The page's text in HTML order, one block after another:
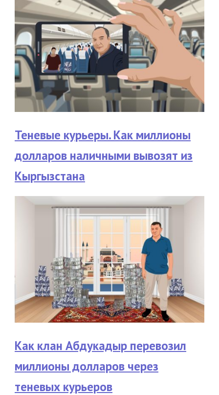
Теневые курьеры. Как миллионы
долларов наличными вывозят из
Кыргызстана
Как клан Абдукадыр перевозил
миллионы долларов через
теневых курьеров